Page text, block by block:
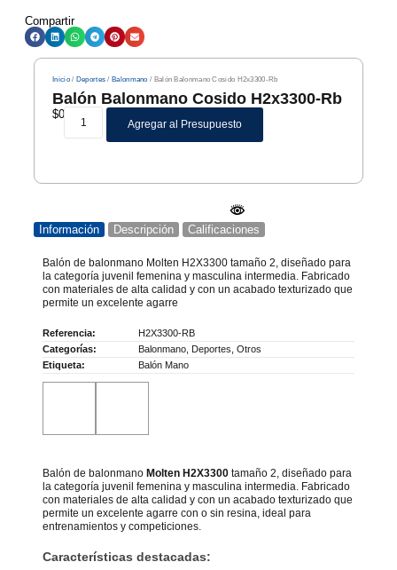
Compartir
Inicio/ Deportes /Balonmano / Balón Balonmano Cosido H2x3300-Rb
Balón Balonmano Cosido H2x3300-Rb
$0
Agregar al Presupuesto
Información Descripción Calificaciones
Balón de balonmano Molten H2X3300 tamaño 2, diseñado para
la categoría juvenil femenina y masculina intermedia. Fabricado
con materiales de alta calidad y con un acabado texturizado que
permite un excelente agarre
Referencia:
H2X3300-RB
Categorías:
Balonmano Deportes Otros
Etiqueta:
Balón Mano
Balón de balonmano Molten H2X3300 tamaño 2, diseñado para
la categoría juvenil femenina y masculina intermedia. Fabricado
con materiales de alta calidad y con un acabado texturizado que
permite un excelente agarre con o sin resina, ideal para
entrenamientos y competiciones.
Características destacadas: